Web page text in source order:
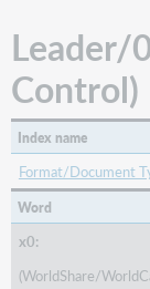
Leader/
Control)
Index name
Format/Document
Word
x0:
(WorldShare/